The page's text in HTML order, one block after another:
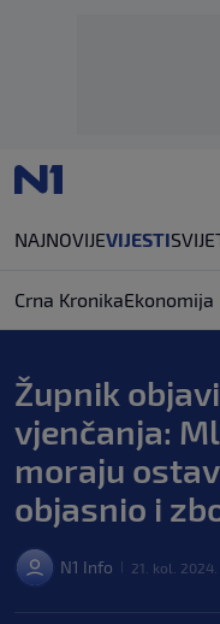
NAJNOVIJEVIJESTI
Crna KronikaEkonomija
Župnik
vjenčanja:
moraju
objasnio i
N1 Info 21. kol. 2024.